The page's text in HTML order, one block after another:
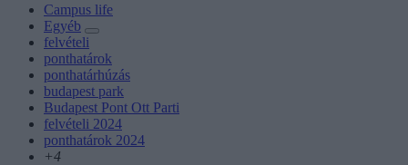
Campus life
Egyéb
felvételi
ponthatárok
ponthatárhúzás
budapest park
Budapest Pont Ott Parti
felvételi 2024
ponthatárok 2024
+4